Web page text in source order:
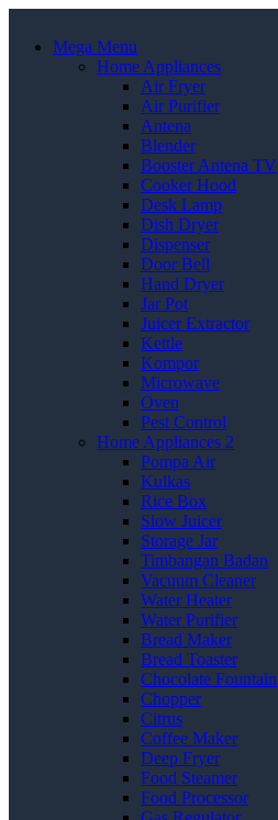
Mega Menu
Home Appliances
Air Fryer
Air Purifier
Antena
Blender
Booster Antena TV
Cooker Hood
Desk Lamp
Dish Dryer
Dispenser
Door Bell
Hand Dryer
Jar Pot
Juicer Extractor
Kettle
Kompor
Microwave
Oven
Pest Control
Home Appliances 2
Pompa Air
Kulkas
Rice Box
Slow Juicer
Storage Jar
Timbangan Badan
Vacuum Cleaner
Water Heater
Water Purifier
Bread Maker
Bread Toaster
Chocolate Fountain
Chopper
Citrus
Coffee Maker
Deep Fryer
Food Steamer
Food Processor